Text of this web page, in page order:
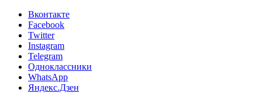
Вконтакте
Facebook
Twitter
Instagram
Telegram
Одноклассники
WhatsApp
Яндекс.Дзен